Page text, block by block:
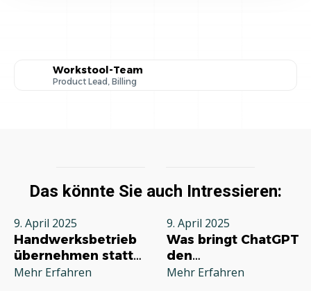
Workstool-Team
Product Lead, Billing
Das könnte Sie auch Intressieren:
9. April 2025
Handwerksbetrieb
übernehmen statt
neu gründen:
Mehr Erfahren
9. April 2025
Was bringt ChatGPT
den
Mehr Erfahren